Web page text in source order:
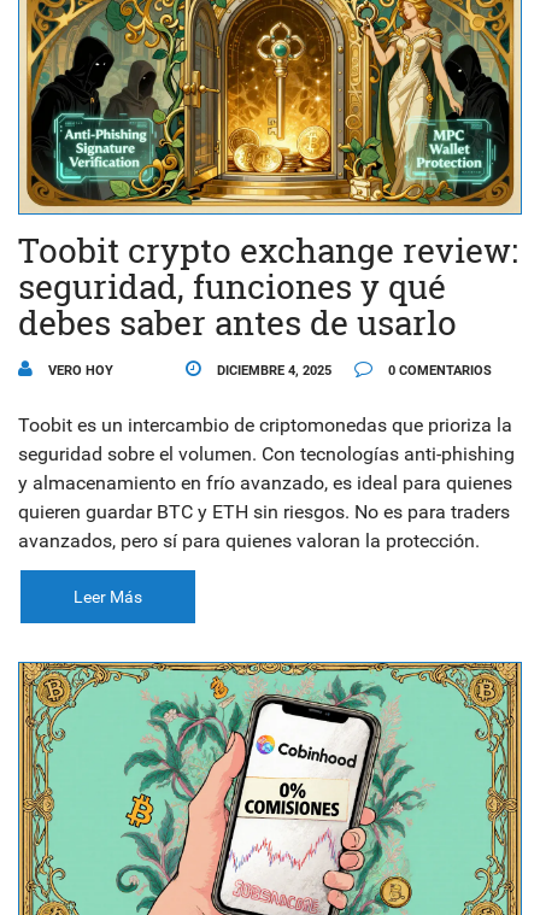
Toobit crypto exchange review:
seguridad, funciones y qué
debes saber antes de usarlo
VERO HOY DICIEMBRE 4, 2025 0 COMENTARIOS
Toobit es un intercambio de criptomonedas que prioriza la
seguridad sobre el volumen. Con tecnologías anti-phishing
y almacenamiento en frío avanzado, es ideal para quienes
quieren guardar BTC y ETH sin riesgos. No es para traders
avanzados, pero sí para quienes valoran la protección.
Leer Más